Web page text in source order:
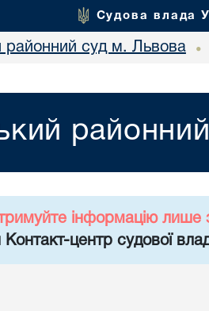
Судова влада
районний суд м. Львова •
інформацію лише
центр судової